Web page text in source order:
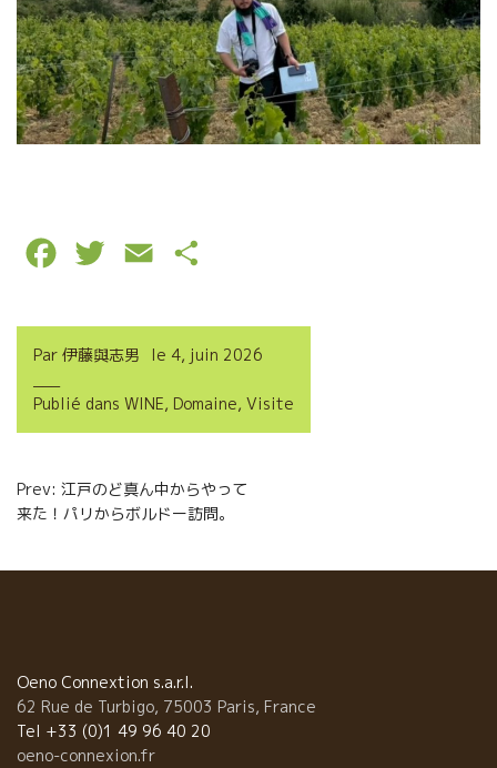
c
b
o
i
t
r
a
l
r
a
e
Par 伊藤與志男 le 4, juin 2026
Publié dans WINE, Domaine, Visite
Navigation
de
l’article
Prev: 江戸のど真ん中からやって
来た！パリからボルドー訪問。
Oeno Connextion s.a.r.l.
62 Rue de Turbigo, 75003 Paris, France
Tel +33 (0)1 49 96 40 20
oeno-connexion.fr